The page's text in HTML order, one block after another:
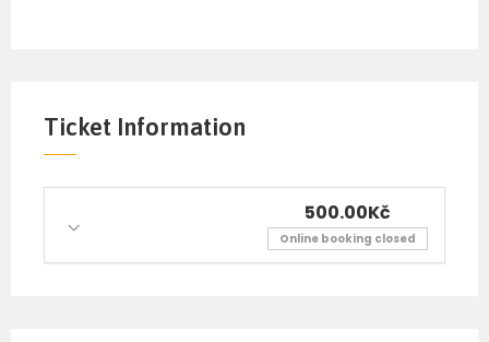
Ticket Information
500.00Kč
Online booking closed